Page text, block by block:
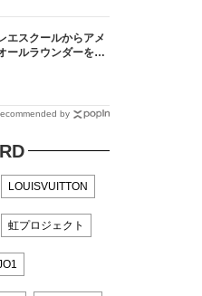
エスクールからアメ
ルラウンダーを目
は踊ることが好きす
の推しドコロ】
by
LOUISVUITTON
虹プロジェクト